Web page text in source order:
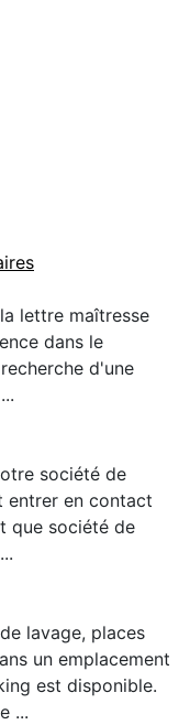
lettre maîtresse
dans le
d'une
société de
entrer en contact
que société de
lavage, places
un emplacement
est disponible.
...